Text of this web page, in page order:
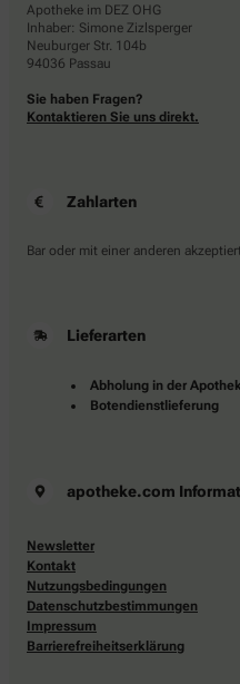
Apotheke im DEZ OHG
Inhaber: Simone Zizlsperger
Neuburger Str. 104b
94036 Passau
Sie haben Fragen?
Kontaktieren Sie uns direkt.
Zahlarten
Bar oder mit einer anderen
Lieferarten
Abholung in der
Botendienstlieferung
apotheke.com
Newsletter
Kontakt
Nutzungsbedingungen
Datenschutzbestimmungen
Impressum
Barrierefreiheitserklärung